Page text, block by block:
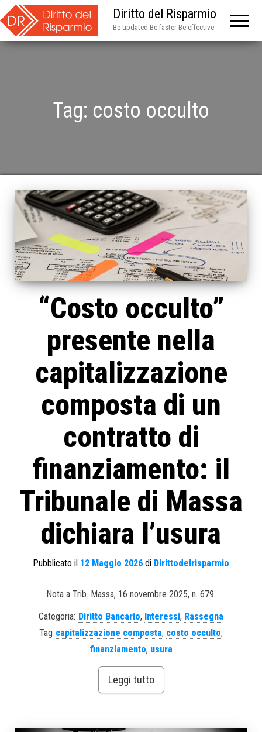
Diritto del Risparmio
Be updated Be faster Be effective
Tag: costo occulto
“Costo occulto”
presente nella
capitalizzazione
composta di un
contratto di
finanziamento: il
Tribunale di Massa
dichiara l’usura
Pubblicato il 12 Maggio 2026 di Dirittodelrisparmio
Nota a Trib. Massa, 16 novembre 2025, n. 679.
Categoria: Diritto Bancario, Interessi, Rassegna
Tag capitalizzazione composta, costo occulto,
finanziamento, usura
Leggi tutto